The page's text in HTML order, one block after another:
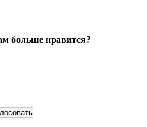
больше нравится?